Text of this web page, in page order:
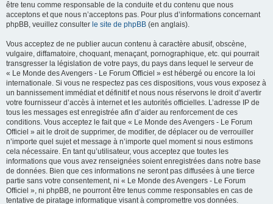
être tenu comme responsable de la conduite et du contenu que nous
acceptons et que nous n’acceptons pas. Pour plus d’informations concernant
phpBB, veuillez consulter le site de phpBB (en anglais).
Vous acceptez de ne publier aucun contenu à caractère abusif, obscène,
vulgaire, diffamatoire, choquant, menaçant, pornographique, etc. qui pourrait
transgresser la législation de votre pays, du pays dans lequel le serveur de
« Le Monde des Avengers - Le Forum Officiel » est hébergé ou encore la loi
internationale. Si vous ne respectez pas ces dispositions, vous vous exposez à
un bannissement immédiat et définitif et nous nous réservons le droit d’avertir
votre fournisseur d’accès à internet et les autorités officielles. L’adresse IP de
tous les messages est enregistrée afin d’aider au renforcement de ces
conditions. Vous acceptez le fait que « Le Monde des Avengers - Le Forum
Officiel » ait le droit de supprimer, de modifier, de déplacer ou de verrouiller
n’importe quel sujet et message à n’importe quel moment si nous estimons
cela nécessaire. En tant qu’utilisateur, vous acceptez que toutes les
informations que vous avez renseignées soient enregistrées dans notre base
de données. Bien que ces informations ne seront pas diffusées à une tierce
partie sans votre consentement, ni « Le Monde des Avengers - Le Forum
Officiel », ni phpBB, ne pourront être tenus comme responsables en cas de
tentative de piratage informatique visant à compromettre vos données.